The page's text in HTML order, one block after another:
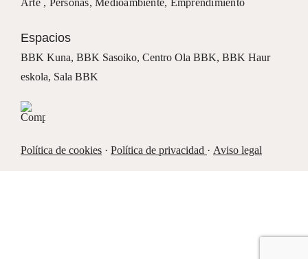
Arte , Personas,Medioambiente, Emprendimiento
Espacios
BBK Kuna, BBK Sasoiko, Centro Ola BBK, BBK Haur
eskola, Sala BBK
Política de cookies· Política de privacidad · Aviso legal